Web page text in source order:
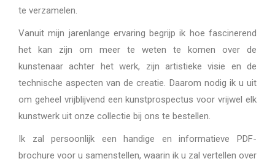
te verzamelen.
Vanuit mijn jarenlange ervaring begrijp ik hoe fascinerend
het kan zijn om meer te weten te komen over de
kunstenaar achter het werk, zijn artistieke visie en de
technische aspecten van de creatie. Daarom nodig ik u uit
om geheel vrijblijvend een kunstprospectus voor vrijwel elk
kunstwerk uit onze collectie bij ons te bestellen.
Ik zal persoonlijk een handige en informatieve PDF-
brochure voor u samenstellen, waarin ik u zal vertellen over